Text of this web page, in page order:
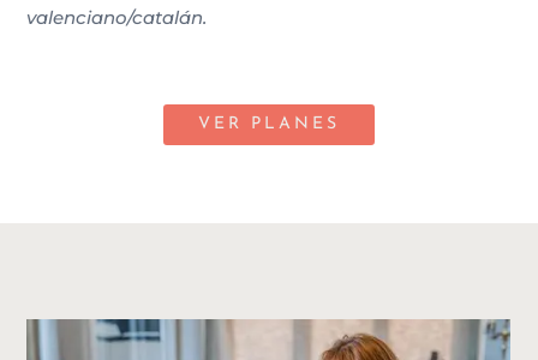
valenciano/catalán.
VER PLANES